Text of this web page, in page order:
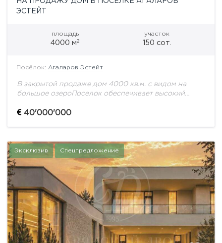
ЭСТЕЙТ
площадь
4000 м2
участок
150 сот.
Посёлок: Агаларов Эстейт
В закрытой продаже дом 4000 кв.м. с видом на
большое озероПоселок обеспечивает высокий
развитую внутреннюю инфраструктуру и удобную
40'000'000
Эксклюзив Спецпредложение